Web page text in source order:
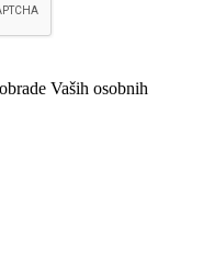
Vaših osobnih